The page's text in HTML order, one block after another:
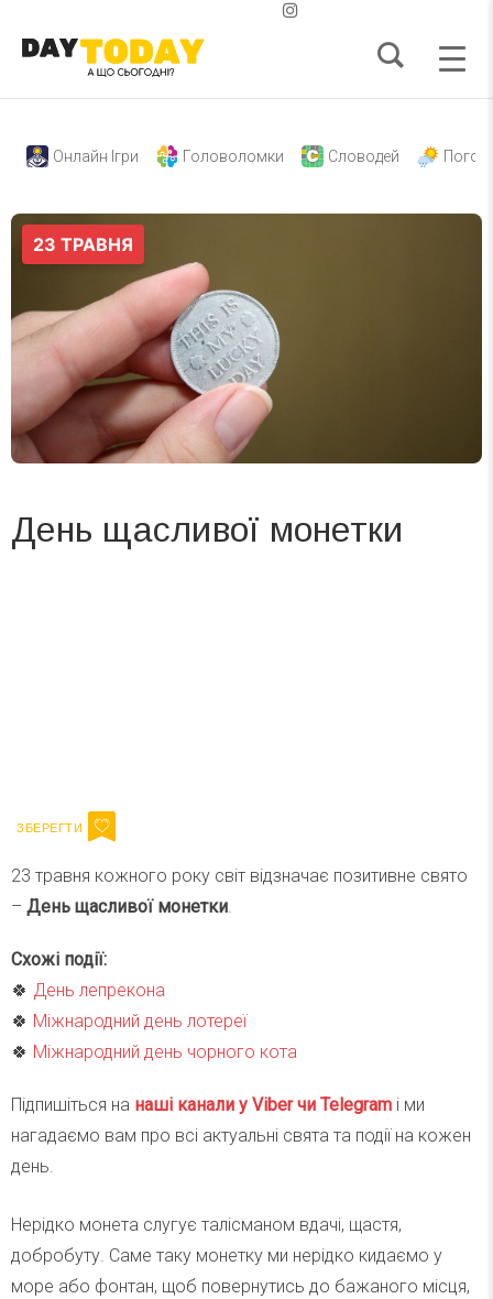
Онлайн Ігри Головоломки Словодей
День щасливої монетки
23 травня кожного року світ відзначає позитивне свято
– День щасливої монетки.
Схожі події:
🍀 День лепрекона
🍀 Міжнародний день лотереї
🍀 Міжнародний день чорного кота
Підпишіться на наші канали у Viber чи Telegram і ми
нагадаємо вам про всі актуальні свята та події на кожен
день.
Нерідко монета слугує талісманом вдачі, щастя,
добробуту. Саме таку монетку ми нерідко кидаємо у
море або фонтан, щоб повернутись до бажаного місця,